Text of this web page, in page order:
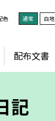
色 通常 白地
配布文書
記